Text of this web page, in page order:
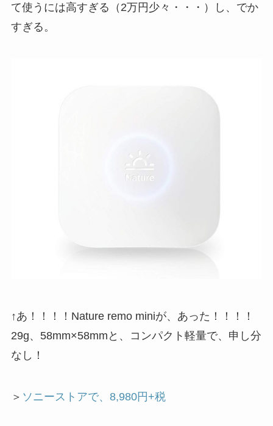
て使うには高すぎる（2万円少々・・・）し、でか
すぎる。
↑あ！！！！Nature remo miniが、あった！！！！
29g、58mm×58mmと、コンパクト軽量で、申し分
なし！
＞ ソニーストアで、8,980円+税